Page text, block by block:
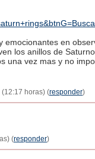
emocionantes en
los anillos de
una vez mas y no
(12:17 horas) (responder)
(responder)